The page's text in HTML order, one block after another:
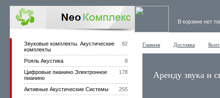
В корзине нет
82
Звуковые комплекты. Акустические
комплекты
8
Рояль Акустика
178
Цифровые пианино Электронное
пианино
255
Активные Акустические Системы
Главная Доставка
Аренду звука и